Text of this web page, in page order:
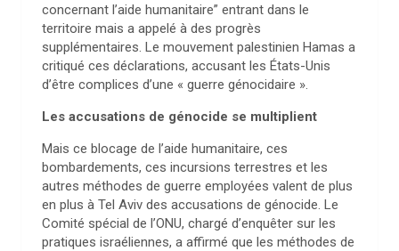
concernant l’aide humanitaire” entrant dans le
territoire mais a appelé à des progrès
supplémentaires. Le mouvement palestinien Hamas a
critiqué ces déclarations, accusant les États-Unis
d’être complices d’une « guerre génocidaire ».
Les accusations de génocide se multiplient
Mais ce blocage de l’aide humanitaire, ces
bombardements, ces incursions terrestres et les
autres méthodes de guerre employées valent de plus
en plus à Tel Aviv des accusations de génocide. Le
Comité spécial de l’ONU, chargé d’enquêter sur les
pratiques israéliennes, a affirmé que les méthodes de